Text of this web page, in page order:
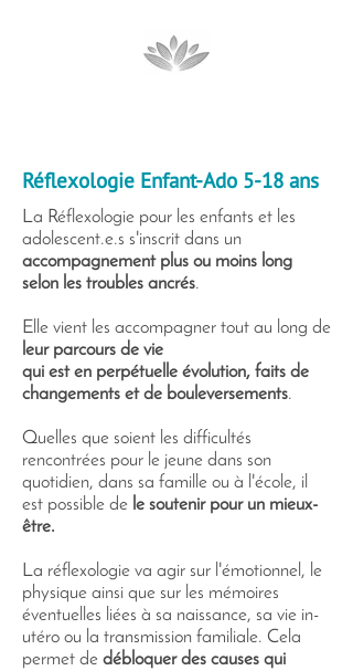
Réflexologie Enfant-Ado 5-18 ans
La Réflexologie pour les enfants et les
adolescent.e.s s'inscrit dans un
accompagnement plus ou moins long
selon les troubles ancrés.
Elle vient les accompagner tout au long de
leur parcours de vie
qui est en perpétuelle évolution, faits de
changements et de bouleversements.
Quelles que soient les difficultés
rencontrées pour le jeune dans son
quotidien, dans sa famille ou à l'école, il
est possible de le soutenir pour un mieux-
être.
La réflexologie va agir sur l'émotionnel, le
physique ainsi que sur les mémoires
éventuelles liées à sa naissance, sa vie in-
utéro ou la transmission familiale. Cela
permet de débloquer des causes qui